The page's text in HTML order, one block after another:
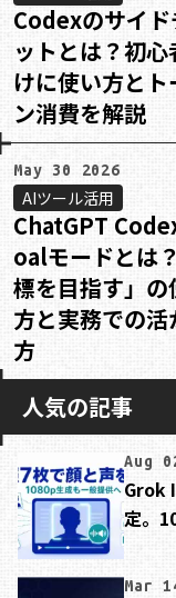
Codexのサイド
ットとは？初心
けに使い方とト
ン消費を解説
May 30 2026
AIツール活用
ChatGPT
oalモードとは
標を目指す」の
方と実務での活
方
人気の記事
Aug
Grok
定。
Mar